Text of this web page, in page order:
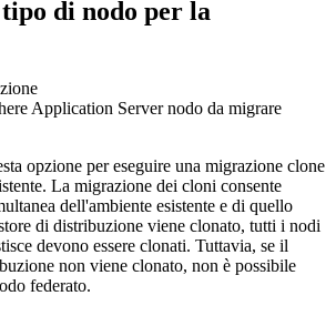
di nodo per la
Application Servernodo da migrare
opzione per eseguire una migrazione clone
La migrazione dei cloni consente
dell'ambiente esistente e di quello
di distribuzione viene clonato, tutti i nodi
devono essere clonati. Tuttavia, se il
non viene clonato, non è possibile
federato.